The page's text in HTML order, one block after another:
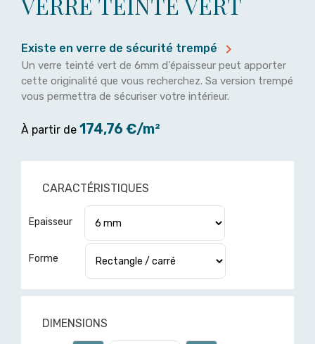
Existe en verre de sécurité trempé 
Un verre teinté vert de 6mm d'épaisseur peut apporter
cette originalité que vous recherchez. Sa version trempé
vous permettra de sécuriser votre intérieur.
À partir de 174,76 €/m²
CARACTÉRISTIQUES
Epaisseur
Forme
DIMENSIONS